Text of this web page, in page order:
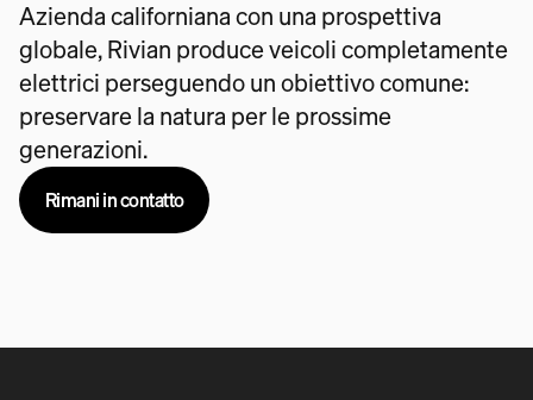
Azienda californiana con una prospettiva
globale, Rivian produce veicoli completamente
elettrici perseguendo un obiettivo comune:
preservare la natura per le prossime
generazioni.
Rimani in contatto